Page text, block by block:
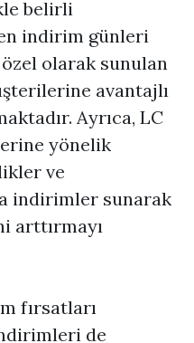
belirli
indirim günleri
olarak sunulan
avantajlı
Ayrıca, LC
yönelik
ve
indirimler sunarak
arttırmayı
fırsatları
de